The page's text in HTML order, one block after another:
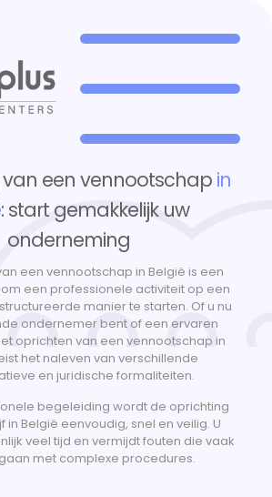
een vennootschap in
: start gemakkelijk uw
onderneming
een vennootschap in België is een
een professionele activiteit op een
manier te starten. Of u nu
ondernemer bent of een ervaren
oprichten van een vennootschap in
het naleven van verschillende
en juridische formaliteiten.
begeleiding wordt de oprichting
in België eenvoudig, snel en veilig. U
veel tijd en vermijdt fouten die vaak
met complexe procedures.